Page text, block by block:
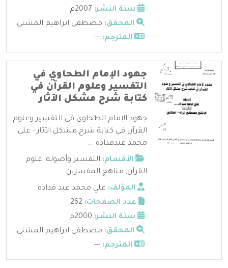
سنة النشر:
المحقق: مصطفى ابراهيم المشني
المترجم: ---
جهود الإمام الطحاوي في
التفسير وعلوم القرآن في
كتابة شرح مشكل الآثار
جهود الإمام الطحاوي في التفسير وعلوم
القرآن في كتابة شرح مشكل الآثار - علي
محمد عبدقداده ...
الأقسام: التفسير وأصوله, علوم
القرآن, مناهج المفسرين
المؤلف: علي محمد عبد قدادة
عدد الصفحات:
سنة النشر:
المحقق: مصطفى ابراهيم المشني
المترجم: ---